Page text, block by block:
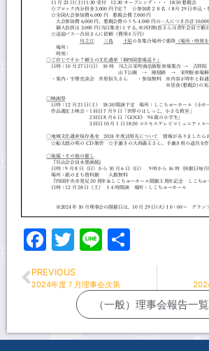
Facebook
Twitter
Line
PREVIOUS
2024年度７月理事会次第
（一般）理事会報告一